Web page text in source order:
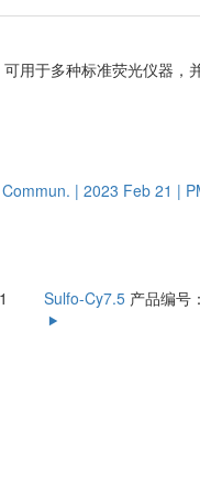
用于多种标准荧光仪器，
| 2023 Feb 21 |
Sulfo-Cy7.5 产品编号